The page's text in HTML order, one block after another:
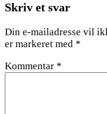
Skriv et svar
Din e-mailadresse vil
er markeret med *
Kommentar *